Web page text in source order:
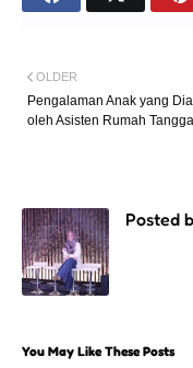
OLDER
Pengalaman Anak yang
oleh Asisten Rumah Tangga
Posted
You May Like These Posts